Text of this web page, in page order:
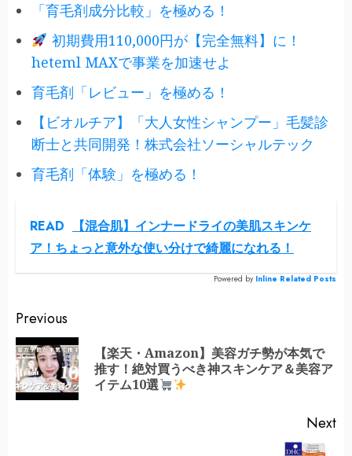
「育毛剤成分比較」を極める！
初期費用110,000円が【完全無料】に！
heteml MAXで事業を加速せよ
育毛剤「レビュー」を極める！
【ビオルチア】「大人女性シャンプー」毛髪診
断士と共同開発！株式会社ソーシャルテック
育毛剤「体験」を極める！
READ
【混合肌】インナードライの美肌スキンケ
ア！ちょっと意外な使い分けで綺麗になれる！
Powered by Inline Related Posts
Continue
Reading
Previous
【楽天・Amazon】美容ガチ勢が本気で
推す！絶対買うべき神スキンケア＆美容ア
イテム10選
Next